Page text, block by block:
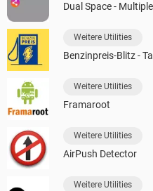
Dual Space -
Weitere Utilities
Benzinpreis-Blitz -
Weitere Utilities
Framaroot
Weitere Utilities
AirPush Detector
Weitere Utilities